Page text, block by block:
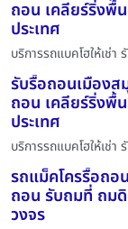
ถอน เคลียร์ริ่งพื้
ประเทศ
บริการรถแบคโฮให้เช่
รับรื้อถอนเมืองส
ถอน เคลียร์ริ่งพื้
ประเทศ
บริการรถแบคโฮให้เช่
รถแม็คโครรื้อถอ
ถอน รับถมที่ ถม
วงจร